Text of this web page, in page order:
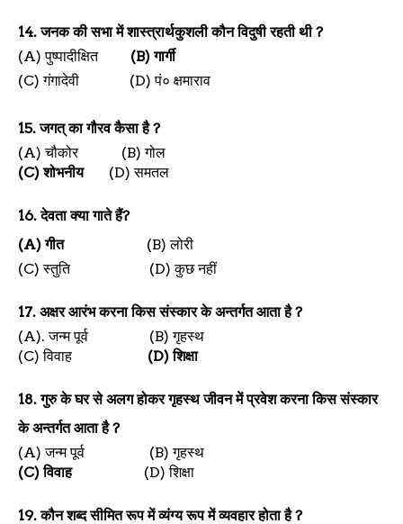
14.जनक की सभा में शास्त्रार्थकुशली कौन विदुषी रहती थी?
(A)पुष्पादीक्षित (B)गार्गी
(C)गंगादेवी (D)पं० क्षमाराव
15.जगत् का गौरव कैसा है?
(A)चौकोर (B)गोल
(C)शोभनीय (D)समतल
16.देवता क्या गाते हैं?
(A)गीत (B)लोरी
(C)स्तुति (D)कुछ नहीं
17. अक्षर आरंभ करना किस संस्कार के अन्तर्गत आता है?
(A).जन्म पूर्व (B)गृहस्थ
(C)विवाह (D)शिक्षा
18.गुरु के घर से अलग होकर गृहस्थ जीवन में प्रवेश करना किस संस्कार
के अन्तर्गत आता है?
(A)जन्म पूर्व (B)गृहस्थ
(C)विवाह (D)शिक्षा
19.कौन शब्द सीमित रूप में व्यंग्य रूप में व्यवहार होता है?